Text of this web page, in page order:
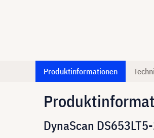
Produktinformationen
DynaScan